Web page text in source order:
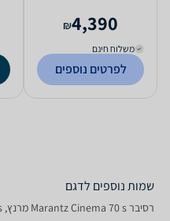
4,390
₪
משלוח חינם
לפרטים נוספים
שמות נוספים לדגם
רסיבר Marantz Cinema 70 s מרנץ, Cinema 70s מרנץ , מרנץ Cinema 70s